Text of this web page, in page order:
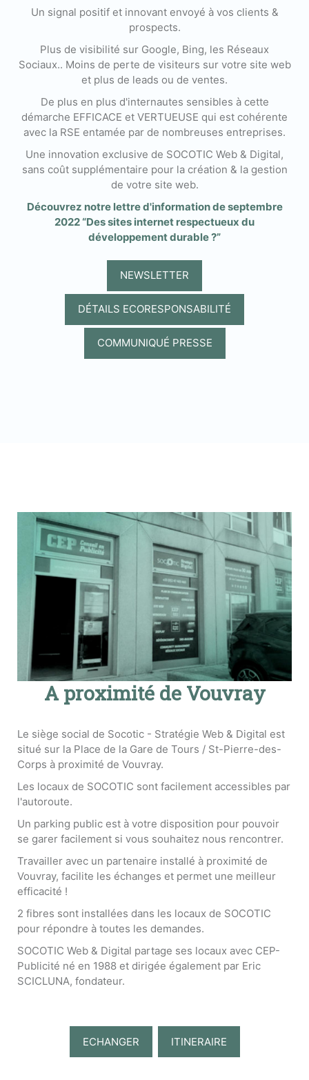
Un signal positif et innovant envoyé à vos clients &
prospects.
Plus de visibilité sur Google, Bing, les Réseaux
Sociaux.. Moins de perte de visiteurs sur votre site web
et plus de leads ou de ventes.
De plus en plus d'internautes sensibles à cette
démarche EFFICACE et VERTUEUSE qui est cohérente
avec la RSE entamée par de nombreuses entreprises.
Une innovation exclusive de SOCOTIC Web & Digital,
sans coût supplémentaire pour la création & la gestion
de votre site web.
Découvrez notre lettre d'information de septembre
2022 “Des sites internet respectueux du
développement durable ?”
NEWSLETTER
DÉTAILS ECORESPONSABILITÉ
COMMUNIQUÉ PRESSE
A proximité de Vouvray
Le siège social de Socotic - Stratégie Web & Digital est
situé sur la Place de la Gare de Tours / St-Pierre-des-
Corps à proximité de Vouvray.
Les locaux de SOCOTIC sont facilement accessibles par
l'autoroute.
Un parking public est à votre disposition pour pouvoir
se garer facilement si vous souhaitez nous rencontrer.
Travailler avec un partenaire installé à proximité de
Vouvray, facilite les échanges et permet une meilleur
efficacité !
2 fibres sont installées dans les locaux de SOCOTIC
pour répondre à toutes les demandes.
SOCOTIC Web & Digital partage ses locaux avec CEP-
Publicité né en 1988 et dirigée également par Eric
SCICLUNA, fondateur.
ECHANGER ITINERAIRE